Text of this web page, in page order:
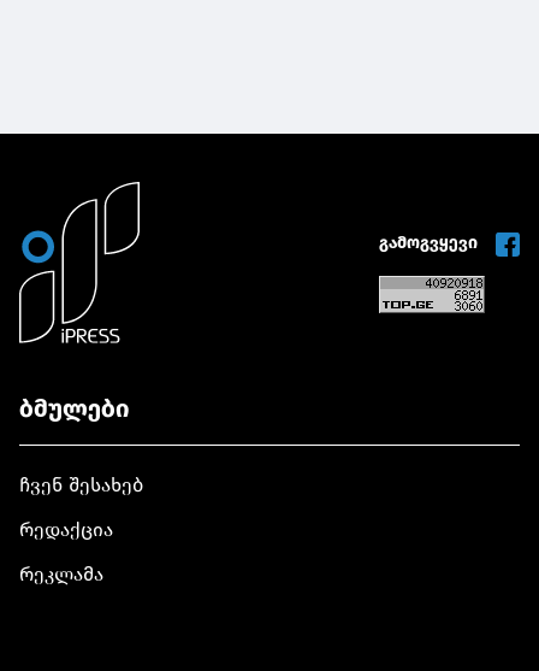
გამოგვყევი
ბმულები
ჩვენ შესახებ
რედაქცია
რეკლამა